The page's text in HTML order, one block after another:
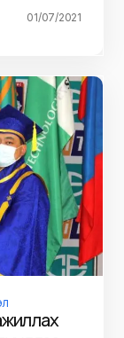
01/07/2021